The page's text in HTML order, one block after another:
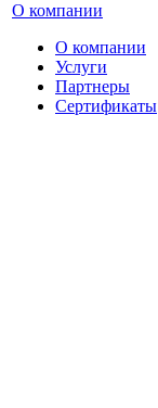
О компании
О компании
Услуги
Партнеры
Сертификаты